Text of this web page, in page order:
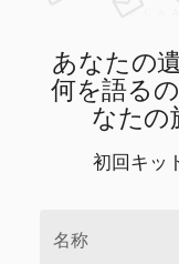
あなたの
何を語る
なたの
初回キッ
名称